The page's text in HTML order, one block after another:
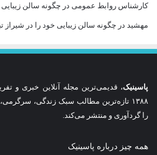
کارشناس روابط عمومی در چگونه سالن زیبایی
مهشید در چگونه سالن زیبایی خود را در شیراز
پاسینیک، قدیمی‌ترین مجله آنلاین خبری و
۱۳۸۸ تازه‌ترین مطالب سبک زندگی،
را گردآوری و منتشر می‌کند.
همه چیز درباره پاسینیک